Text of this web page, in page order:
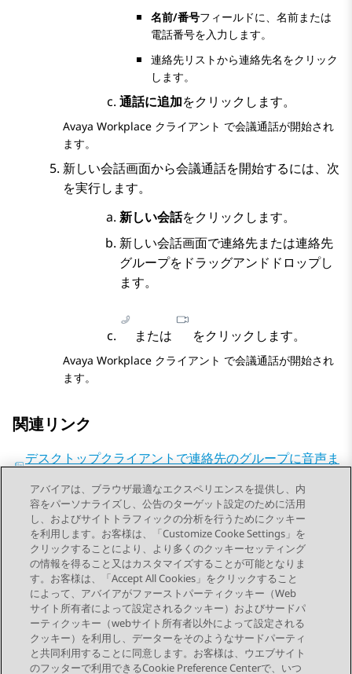
名前/番号フィールドに、名前または
電話番号を入力します。
連絡先リストから連絡先名をクリック
します。
通話に追加をクリックします。
Avaya Workplace クライアント で会議通話が開始され
ます。
新しい会話画面から会議通話を開始するには、次
を実行します。
新しい会話をクリックします。
新しい会話画面で連絡先または連絡先
グループをドラッグアンドドロップし
ます。
または をクリックします。
Avaya Workplace クライアント で会議通話が開始され
ます。
関連リンク
デスクトップクライアントで連絡先のグループに音声ま
会議設定を変更する
Send Feedback
前のトピック 次のトピック
アバイアは、ブラウザ最適なエクスペリエンスを提供し、内
容をパーソナライズし、公告のターゲット設定のために活用
し、およびサイトトラフィックの分析を行うためにクッキー
を利用します。お客様は、「Customize Cooke Settings」を
クリックすることにより、より多くのクッキーセッティング
の情報を得ること又はカスタマイズすることが可能となりま
す。お客様は、「Accept All Cookies」をクリックすること
によって、アバイアがファーストパーティクッキー（Web
サイト所有者によって設定されるクッキー）およびサードパ
ーティクッキー（webサイト所有者以外によって設定される
クッキー）を利用し、データーをそのようなサードパーティ
と共同利用することに同意します。お客様は、ウエブサイト
のフッターで利用できるCookie Preference Centerで、いつ